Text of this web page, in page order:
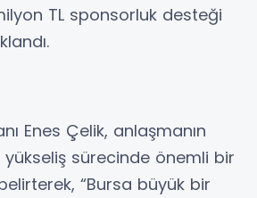
TL sponsorluk desteği
Enes Çelik, anlaşmanın
sürecinde önemli bir
“Bursa büyük bir